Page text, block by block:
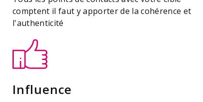
comptent il faut y apporter de la cohérence et
l'authenticité
Influence